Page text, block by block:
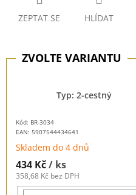
ZEPTAT SE HLÍDAT
Kód: BR-3034
EAN: 5907544434641
Typ: 2-cestný
Skladem do 4 dnů
434 Kč/ ks
358,68 Kč bez DPH